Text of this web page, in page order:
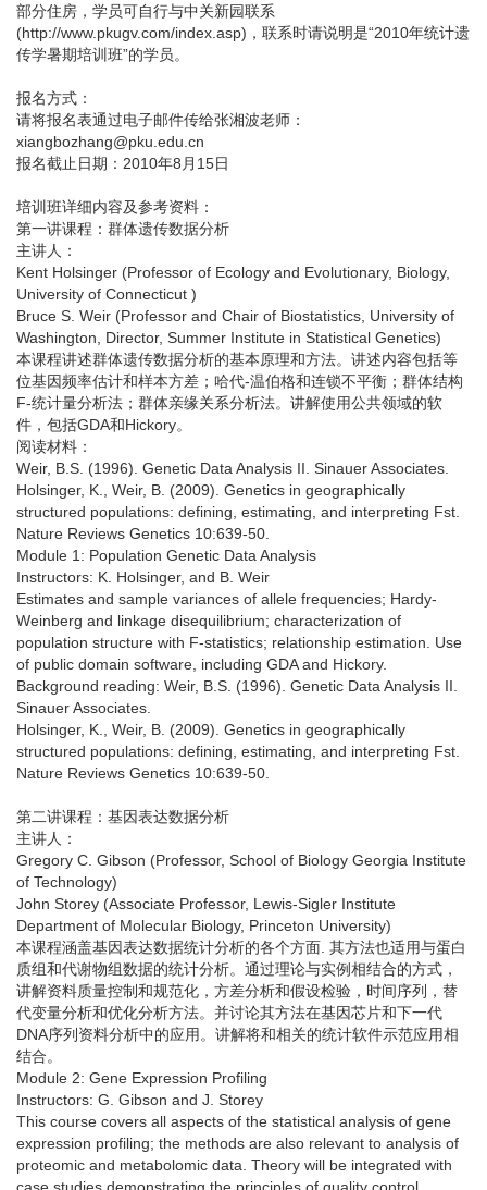
部分住房，学员可自行与中关新园联系
(http://www.pkugv.com/index.asp)，联系时请说明是“2010年统计遗
传学暑期培训班”的学员。
报名方式：
请将报名表通过电子邮件传给张湘波老师：
xiangbozhang@pku.edu.cn
报名截止日期：2010年8月15日
培训班详细内容及参考资料：
第一讲课程：群体遗传数据分析
主讲人：
Kent Holsinger (Professor of Ecology and Evolutionary, Biology,
University of Connecticut )
Bruce S. Weir (Professor and Chair of Biostatistics, University of
Washington, Director, Summer Institute in Statistical Genetics)
本课程讲述群体遗传数据分析的基本原理和方法。讲述内容包括等
位基因频率估计和样本方差；哈代-温伯格和连锁不平衡；群体结构
F-统计量分析法；群体亲缘关系分析法。讲解使用公共领域的软
件，包括GDA和Hickory。
阅读材料：
Weir, B.S. (1996). Genetic Data Analysis II. Sinauer Associates.
Holsinger, K., Weir, B. (2009). Genetics in geographically
structured populations: defining, estimating, and interpreting Fst.
Nature Reviews Genetics 10:639-50.
Module 1: Population Genetic Data Analysis
Instructors: K. Holsinger, and B. Weir
Estimates and sample variances of allele frequencies; Hardy-
Weinberg and linkage disequilibrium; characterization of
population structure with F-statistics; relationship estimation. Use
of public domain software, including GDA and Hickory.
Background reading: Weir, B.S. (1996). Genetic Data Analysis II.
Sinauer Associates.
Holsinger, K., Weir, B. (2009). Genetics in geographically
structured populations: defining, estimating, and interpreting Fst.
Nature Reviews Genetics 10:639-50.
第二讲课程：基因表达数据分析
主讲人：
Gregory C. Gibson (Professor, School of Biology Georgia Institute
of Technology)
John Storey (Associate Professor, Lewis-Sigler Institute
Department of Molecular Biology, Princeton University)
本课程涵盖基因表达数据统计分析的各个方面. 其方法也适用与蛋白
质组和代谢物组数据的统计分析。通过理论与实例相结合的方式，
讲解资料质量控制和规范化，方差分析和假设检验，时间序列，替
代变量分析和优化分析方法。并讨论其方法在基因芯片和下一代
DNA序列资料分析中的应用。讲解将和相关的统计软件示范应用相
结合。
Module 2: Gene Expression Profiling
Instructors: G. Gibson and J. Storey
This course covers all aspects of the statistical analysis of gene
expression profiling; the methods are also relevant to analysis of
proteomic and metabolomic data. Theory will be integrated with